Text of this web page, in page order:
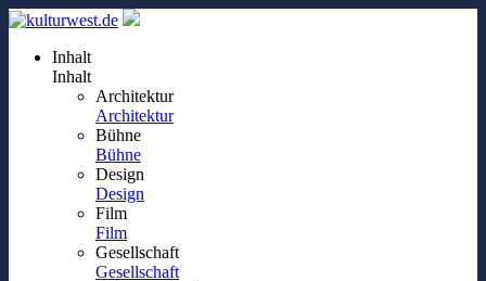
Inhalt
Inhalt
Architektur
Architektur
Bühne
Bühne
Design
Design
Film
Film
Gesellschaft
Gesellschaft